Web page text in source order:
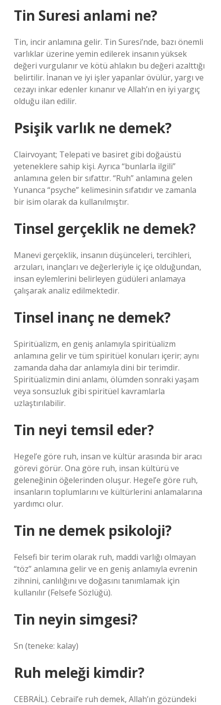
Tin Suresi anlami ne?
Tin, incir anlamına gelir. Tin Suresi’nde, bazı önemli
varlıklar üzerine yemin edilerek insanın yüksek
değeri vurgulanır ve kötü ahlakın bu değeri azalttığı
belirtilir. İnanan ve iyi işler yapanlar övülür, yargı ve
cezayı inkar edenler kınanır ve Allah’ın en iyi yargıç
olduğu ilan edilir.
Psişik varlık ne demek?
Clairvoyant; Telepati ve basiret gibi doğaüstü
yeteneklere sahip kişi. Ayrıca “bunlarla ilgili”
anlamına gelen bir sıfattır. “Ruh” anlamına gelen
Yunanca “psyche” kelimesinin sıfatıdır ve zamanla
bir isim olarak da kullanılmıştır.
Tinsel gerçeklik ne demek?
Manevi gerçeklik, insanın düşünceleri, tercihleri,
arzuları, inançları ve değerleriyle iç içe olduğundan,
insan eylemlerini belirleyen güdüleri anlamaya
çalışarak analiz edilmektedir.
Tinsel inanç ne demek?
Spiritüalizm, en geniş anlamıyla spiritüalizm
anlamına gelir ve tüm spiritüel konuları içerir; aynı
zamanda daha dar anlamıyla dini bir terimdir.
Spiritüalizmin dini anlamı, ölümden sonraki yaşam
veya sonsuzluk gibi spiritüel kavramlarla
uzlaştırılabilir.
Tin neyi temsil eder?
Hegel’e göre ruh, insan ve kültür arasında bir aracı
görevi görür. Ona göre ruh, insan kültürü ve
geleneğinin öğelerinden oluşur. Hegel’e göre ruh,
insanların toplumlarını ve kültürlerini anlamalarına
yardımcı olur.
Tin ne demek psikoloji?
Felsefi bir terim olarak ruh, maddi varlığı olmayan
“töz” anlamına gelir ve en geniş anlamıyla evrenin
zihnini, canlılığını ve doğasını tanımlamak için
kullanılır (Felsefe Sözlüğü).
Tin neyin simgesi?
Sn (teneke: kalay)
Ruh meleği kimdir?
CEBRAİL). Cebrail’e ruh demek, Allah’ın gözündeki